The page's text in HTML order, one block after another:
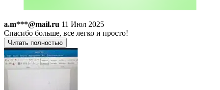
a.m***@mail.ru 11 Июл 2025
Спасибо больше, все легко и просто!
Читать полностью